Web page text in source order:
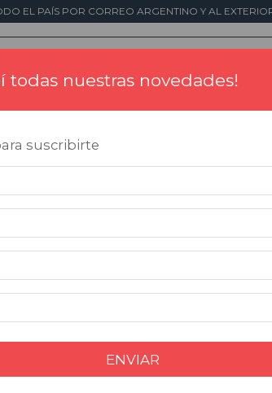
EL PAÍS POR CORREO ARGENTINO Y AL
Placas Conmemorativas
todas nuestras novedades!
suscribirte
ENVIAR